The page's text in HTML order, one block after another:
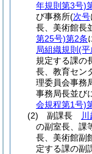
年規則第3号)
び事務所(次号
長、美術館長
第25号)第2条
局組織規則 (平
規定する課の
長、教育セン
理委員会事務
事務局長並び
会規程第1号)
(2)
副課長
の副室長、課
長、美術館副
定する課の副